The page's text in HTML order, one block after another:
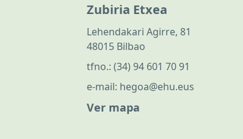
Zubiria Etxea
Lehendakari Agirre, 81
48015 Bilbao
tfno.: (34) 94 601 70 91
e-mail: hegoa@ehu.eus
Ver mapa